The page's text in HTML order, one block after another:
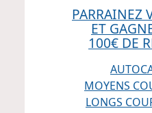
PARRAINEZ
ET
100€ DE
MOYENS
LONGS